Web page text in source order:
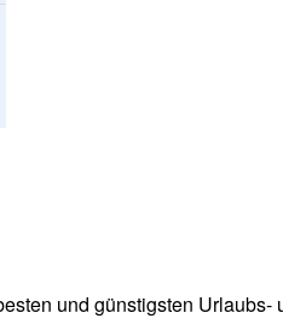
und günstigsten Urlaubs-